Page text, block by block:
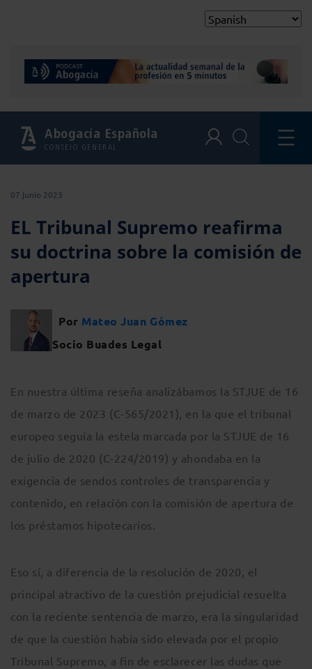
Abogacía Española
CONSEJO GENERAL
07 junio 2023
EL Tribunal Supremo reafirma
su doctrina sobre la comisión de
apertura
Por Mateo Juan Gómez
Socio Buades Legal
En nuestra última reseña analizábamos la STJUE de 16
de marzo de 2023 (C-565/2021), en la que el tribunal
europeo seguía la estela marcada por la STJUE de 16
de julio de 2020 (C-224/2019) y ahondaba en la
exigencia de sendos controles de transparencia y
contenido, en relación con la comisión de apertura de
los préstamos hipotecarios.
Eso sí, a diferencia de la resolución de 2020, el
principal atractivo de la cuestión prejudicial resuelta
con la reciente sentencia de marzo, era la singularidad
de que la cuestión había sido elevada por el propio
Tribunal Supremo, a fin de esclarecer las dudas que